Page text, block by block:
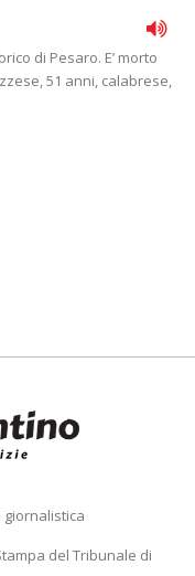
di Pesaro. E’ morto
51 anni, calabrese,
giornalistica
del Tribunale di